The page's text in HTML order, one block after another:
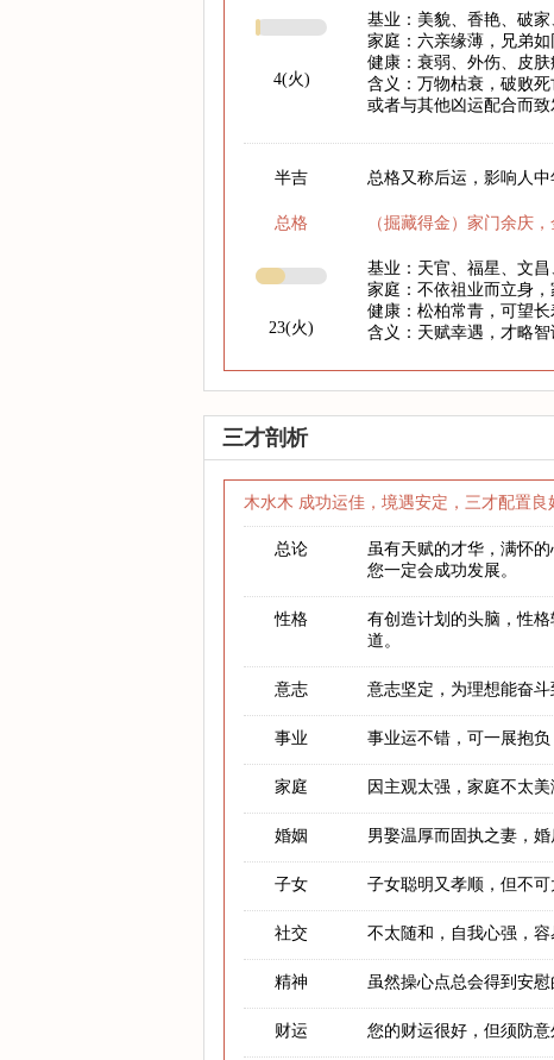
4(火)
基业：美貌、香艳、破家
家庭：六亲缘薄，兄弟如
健康：衰弱、外伤、皮肤
含义：万物枯衰，破败
或者与其他凶运配合而
半吉
总格
23(火)
总格又称后运，影响人中
（掘藏得金）家门余庆
基业：天官、福星、文昌
家庭：不依祖业而立身，
健康：松柏常青，可望长
含义：天赋幸遇，才略
三才剖析
木水木 成功运佳，境遇安定，三才配置良
总论
虽有天赋的才华，满怀
您一定会成功发展。
性格
有创造计划的头脑，性
道。
意志 意志坚定，为理想能奋
事业 事业运不错，可一展抱负
家庭 因主观太强，家庭不太
婚姻 男娶温厚而固执之妻，
子女 子女聪明又孝顺，但不可
社交 不太随和，自我心强，容
精神 虽然操心点总会得到安
财运 您的财运很好，但须防意